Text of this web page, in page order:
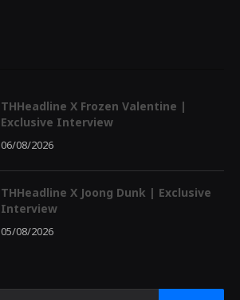
THHeadline X Frozen Valentine |
Exclusive Interview
06/08/2026
THHeadline X Joong Dunk | Exclusive
Interview
05/08/2026